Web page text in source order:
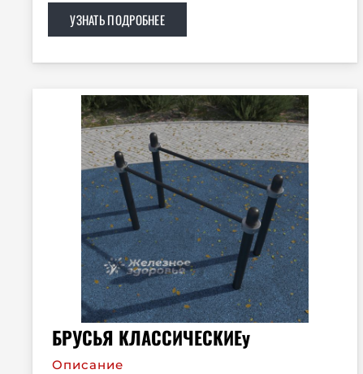
УЗНАТЬ ПОДРОБНЕЕ
БРУСЬЯ КЛАССИЧЕСКИЕу
Описание